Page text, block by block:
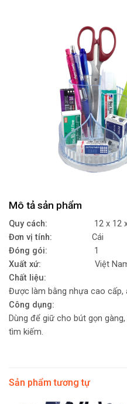
Mô tả sản phẩm
Quy cách:
12 x 12
Đơn vị tính:
Cái
Đóng gói:
1
Xuất xứ:
Việt
Chất liệu:
Được làm bằng nhựa cao cấp,
Công dụng:
Dùng để giữ cho bút gọn
tìm kiếm.
Sản phẩm tương tự